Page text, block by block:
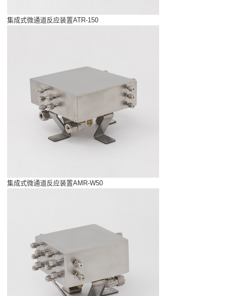
集成式微通道反应装置ATR-150
集成式微通道反应装置AMR-W50